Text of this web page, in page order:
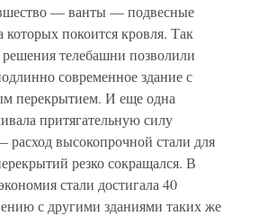
— ванты — подвесные
которых покоится кровля. Так
решения телебашни позволили
современное здание с
перекрытием. И еще одна
притягательную силу
высокопрочной стали для
резко сокращался. В
стали достигала 40
с другими зданиями таких же